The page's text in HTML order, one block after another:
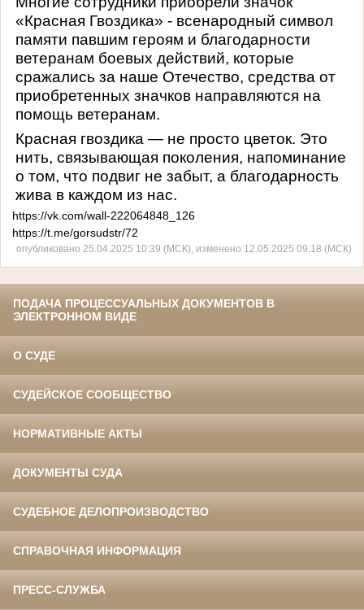
«Красная Гвоздика» - всенародный символ
памяти павшим героям и благодарности
ветеранам боевых действий, которые
сражались за наше Отечество, средства от
приобретенных значков направляются на
помощь ветеранам.
Красная гвоздика — не просто цветок. Это
нить, связывающая поколения, напоминание
о том, что подвиг не забыт, а благодарность
жива в каждом из нас.
https://vk.com/wall-222064848_126
https://t.me/gorsudstr/72
опубликовано 25.04.2025 10:39 (МСК), изменено 12.05.2025 09:18 (МСК)
ПОДАЧА ПРОЦЕССУАЛЬНЫХ ДОКУМЕНТОВ В
ЭЛЕКТРОННОМ ВИДЕ
О СУДЕ
СУДЕЙСКОЕ СООБЩЕСТВО
НОРМАТИВНЫЕ АКТЫ
ДОКУМЕНТЫ СУДА
СУДЕБНОЕ ДЕЛОПРОИЗВОДСТВО
СПРАВОЧНАЯ ИНФОРМАЦИЯ
ПРЕСС-СЛУЖБА